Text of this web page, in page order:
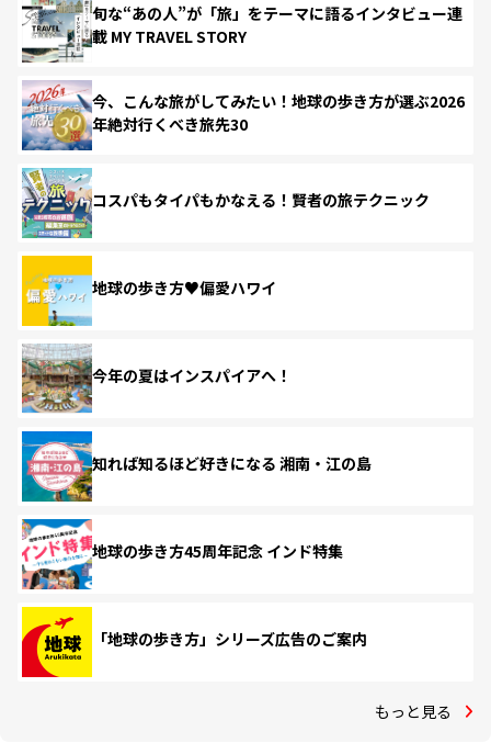
旬な“あの人”が「旅」をテーマに語るインタビュー連
載 MY TRAVEL STORY
今、こんな旅がしてみたい！地球の歩き方が選ぶ2026
年絶対行くべき旅先30
コスパもタイパもかなえる！賢者の旅テクニック
地球の歩き方♥偏愛ハワイ
今年の夏はインスパイアへ！
知れば知るほど好きになる 湘南・江の島
地球の歩き方45周年記念 インド特集
「地球の歩き方」シリーズ広告のご案内
もっと見る